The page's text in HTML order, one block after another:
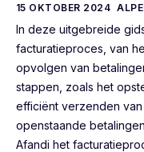
15 OKTOBER 2024
In deze uitgebreide
facturatieproces, van
opvolgen van
stappen, zoals het
efficiënt verzenden
openstaande
Afandi het